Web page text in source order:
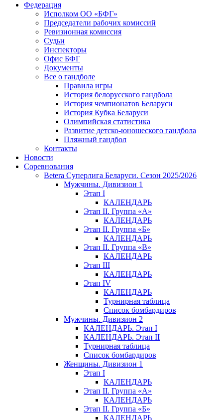
Федерация
Исполком ОО «БФГ»
Председатели рабочих комиссий
Ревизионная комиссия
Судьи
Инспекторы
Офис БФГ
Документы
Все о гандболе
Правила игры
История белорусского гандбола
История чемпионатов Беларуси
История Кубка Беларуси
Олимпийская статистика
Развитие детско-юношеского гандбола
Пляжный гандбол
Контакты
Новости
Соревнования
Betera Суперлига Беларуси. Сезон 2025/2026
Мужчины. Дивизион 1
Этап I
КАЛЕНДАРЬ
Этап II. Группа «А»
КАЛЕНДАРЬ
Этап II. Группа «Б»
КАЛЕНДАРЬ
Этап II. Группа «В»
КАЛЕНДАРЬ
Этап III
КАЛЕНДАРЬ
Этап IV
КАЛЕНДАРЬ
Турнирная таблица
Список бомбардиров
Мужчины. Дивизион 2
КАЛЕНДАРЬ. Этап I
КАЛЕНДАРЬ. Этап II
Турнирная таблица
Список бомбардиров
Женщины. Дивизион 1
Этап I
КАЛЕНДАРЬ
Этап II. Группа «А»
КАЛЕНДАРЬ
Этап II. Группа «Б»
КАЛЕНДАРЬ